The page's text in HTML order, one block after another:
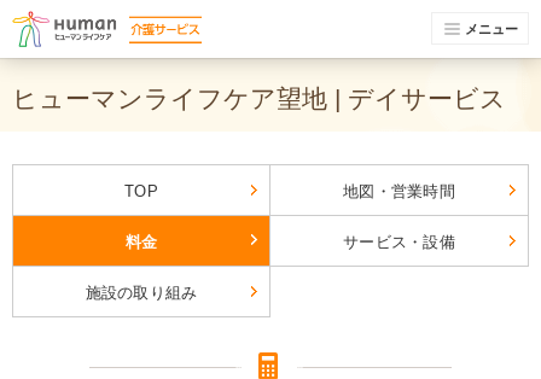
メニュー
ヒューマンライフケア望地 | デイサービス
TOP 地図・営業時間
料金 サービス・設備
施設の取り組み